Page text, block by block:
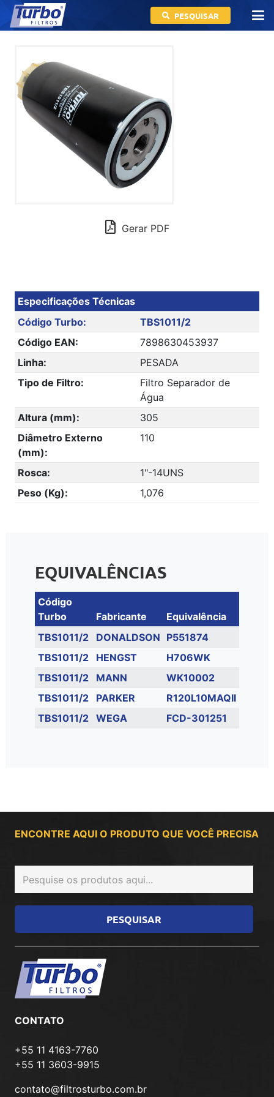
PESQUISAR
Gerar PDF
Especificações Técnicas
Código Turbo:
TBS1011/2
Código EAN:
7898630453937
Linha:
PESADA
Tipo de Filtro:
Filtro Separador de
Água
Altura (mm):
305
Diâmetro Externo
(mm):
110
Rosca:
1"-14UNS
Peso (Kg):
1,076
EQUIVALÊNCIAS
Código
Turbo
Fabricante
Equivalência
TBS1011/2
DONALDSON P551874
TBS1011/2
HENGST
H706WK
TBS1011/2
MANN
WK10002
TBS1011/2
PARKER
R120L10MAQII
TBS1011/2
WEGA FCD-301251
ENCONTRE AQUI O PRODUTO QUE VOCÊ PRECISA
CONTATO
+55 11 4163-7760
+55 11 3603-9915
contato@filtrosturbo.com.br